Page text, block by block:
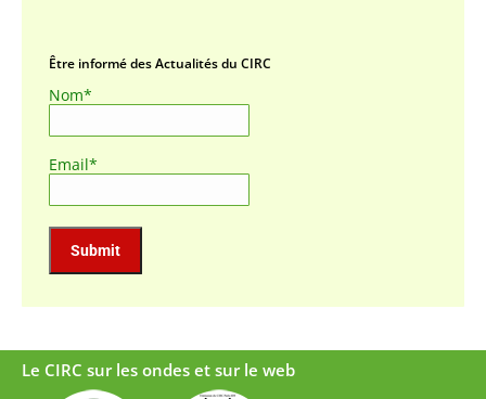
Être informé des Actualités du CIRC
Nom*
Email*
Le CIRC sur les ondes et sur le web